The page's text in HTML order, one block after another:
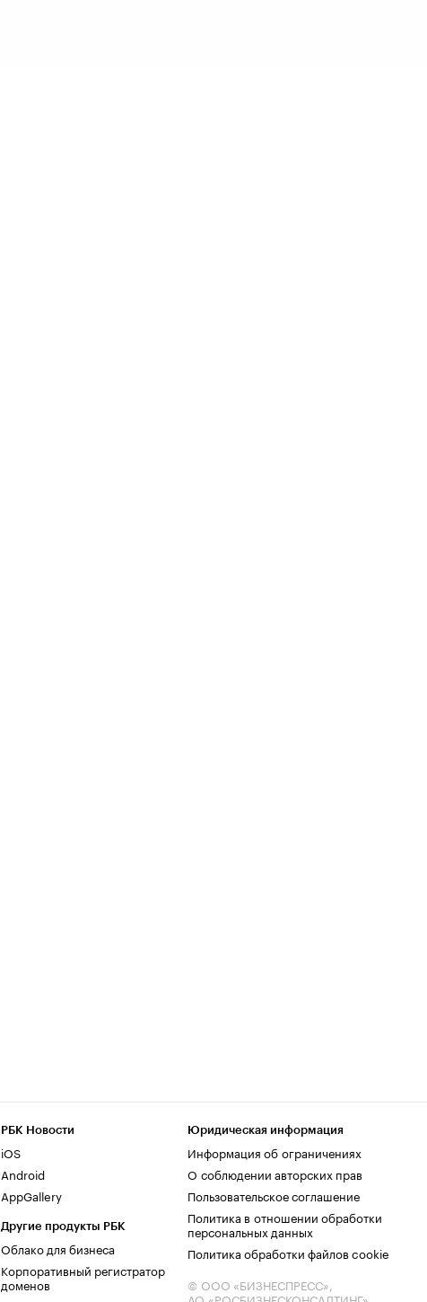
РБК Новости
iOS
Android
AppGallery
Другие продукты РБК
Облако для бизнеса
Корпоративный регистратор
доменов
Юридическая информация
Информация об ограничениях
О соблюдении авторских прав
Пользовательское соглашение
Политика в отношении обработки
персональных данных
Политика обработки файлов cookie
© ООО «БИЗНЕСПРЕСС»,
АО «РОСБИЗНЕСКОНСАЛТИНГ»,